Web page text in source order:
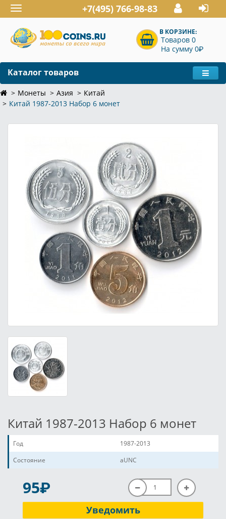
Toggle
navigation
+7(495) 766-98-83
В КОРЗИНЕ:
Товаров 0
На сумму 0P
Каталог товаров
Монеты Азия
Китай
Китай 1987-2013 Набор 6 монет
Китай 1987-2013 Набор 6 монет
Год
1987-2013
Состояние
aUNC
95P
Уведомить